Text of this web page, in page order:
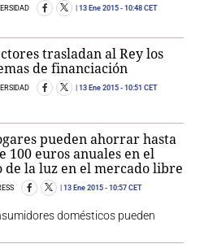
13 Ene 2015 - 10:48 CET
trasladan al Rey los
de financiación
13 Ene 2015 - 10:51 CET
pueden ahorrar hasta
100 euros anuales en el
de la luz en el mercado libre
13 Ene 2015 - 10:57 CET
domésticos pueden